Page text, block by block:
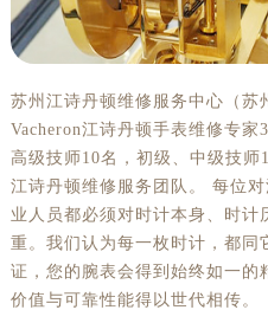
苏州江诗丹顿维修服务中心（苏
Vacheron江诗丹顿手表维修专家
高级技师10名，初级、中级技
江诗丹顿维修服务团队。 每位
业人员都必须对时计本身、时计
重。我们认为每一枚时计，都同
证，您的腕表会得到始终如一的
价值与可靠性能得以世代相传。